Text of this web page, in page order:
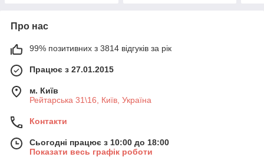
Про нас
99% позитивних з 3814 відгуків за рік
Працює з 27.01.2015
м. Київ
Рейтарська 31\16, Київ, Україна
Контакти
Сьогодні працює з 10:00 до 18:00
Показати весь графік роботи